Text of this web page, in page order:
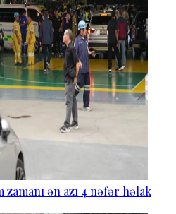
ən azı 4 nəfər həlak